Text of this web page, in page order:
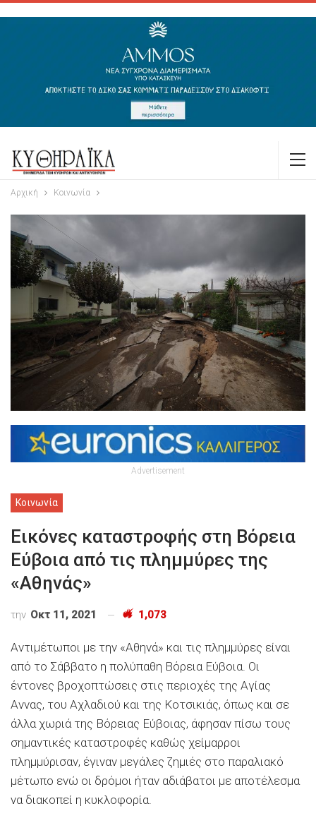
Αρχική Κοινωνία
Advertisement
Κοινωνία
Εικόνες καταστροφής στη Βόρεια
Εύβοια από τις πλημμύρες της
«Αθηνάς»
την Οκτ 11, 2021 1,073
Αντιμέτωποι με την «Αθηνά» και τις πλημμύρες είναι
από το Σάββατο η πολύπαθη Βόρεια Εύβοια. Οι
έντονες βροχοπτώσεις στις περιοχές της Αγίας
Αννας, του Αχλαδιού και της Κοτσικιάς, όπως και σε
άλλα χωριά της Βόρειας Εύβοιας, άφησαν πίσω τους
σημαντικές καταστροφές καθώς χείμαρροι
πλημμύρισαν, έγιναν μεγάλες ζημιές στο παραλιακό
μέτωπο ενώ οι δρόμοι ήταν αδιάβατοι με αποτέλεσμα
να διακοπεί η κυκλοφορία.